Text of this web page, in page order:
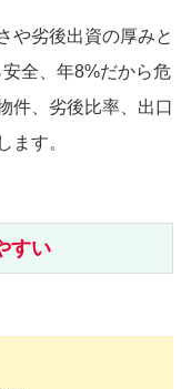
や劣後出資の厚みと
全、年8%だから危
件、劣後比率、出口
ます。
すい